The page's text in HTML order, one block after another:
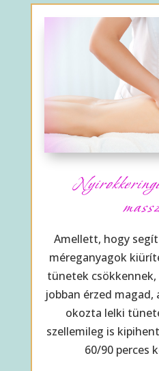
Amellett, hogy
méreganyagok
tünetek
jobban érzed
okozta lelki
szellemileg is
60/90 perces